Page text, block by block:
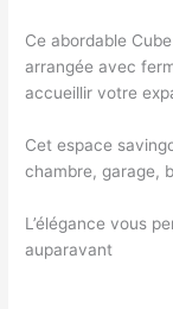
Ce abordable
arrangée avec
accueillir votre
Cet espace
chambre, garage,
L’élégance vous
auparavant